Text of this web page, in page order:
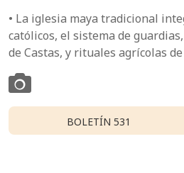
• La iglesia maya tradicional
católicos, el sistema de
de Castas, y rituales agrícolas
BOLETÍN 531